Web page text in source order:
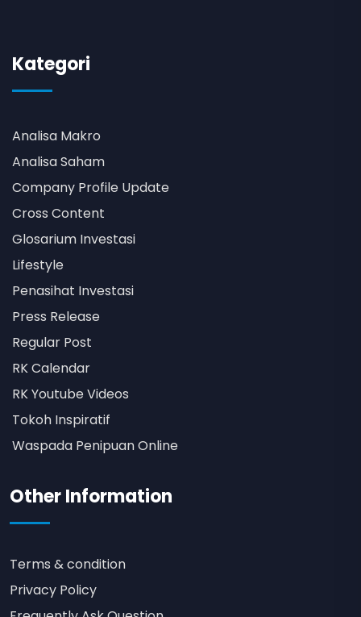
Kategori
Analisa Makro
Analisa Saham
Company Profile Update
Cross Content
Glosarium Investasi
Lifestyle
Penasihat Investasi
Press Release
Regular Post
RK Calendar
RK Youtube Videos
Tokoh Inspiratif
Waspada Penipuan Online
Other Information
Terms & condition
Privacy Policy